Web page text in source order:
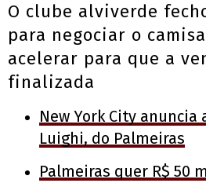
O clube alviverde
para negociar o
acelerar para que a
finalizada
New York City anuncia
Luighi, do Palmeiras
Palmeiras quer R$ 50